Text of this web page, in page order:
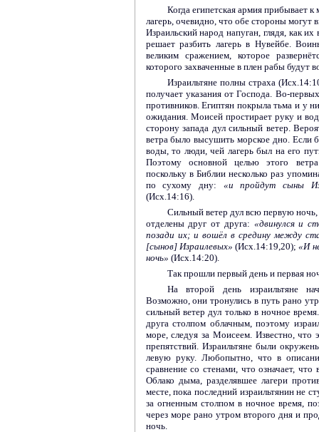
Когда египетская армия прибывает к
лагерь, очевидно, что обе стороны могут
Израильский народ напуган, глядя, как
решает разбить лагерь в Нувейбе.
великим сражением, которое
которого захваченные в плен рабы будут
Израильтяне полны страха
получает указания от Господа. Во-
противников. Египтян покрыла тьма и у
ожидания. Моисей простирает руку и
сторону запада дул сильный ветер.
ветра было высушить морское дно. Если
воды, то люди, чей лагерь был на его
Поэтому основной целью этого
поскольку в Библии несколько раз
по сухому дну: «и пройдут сыны
(Исх.14:16).
Сильный ветер дул всю первую
отделены друг от друга: «двинулся и
позади их; и вошёл в средину между
[сынов] Израилевых»(Исх.14:19,20);«И
ночь» (Исх.14:20).
Так прошли первый день и первая
На второй день израильтяне
Возможно, они тронулись в путь рано
сильный ветер дул только в ночное
друга столпом облачным, поэтому
море, следуя за Моисеем. Известно,
препятствий. Израильтяне были
левую руку. Любопытно, что в
сравнение со стенами, что означает,
Облако дыма, разделявшее лагери
месте, пока последний израильтянин не
за огненным столпом в ночное время,
через море рано утром второго дня и
ночь.